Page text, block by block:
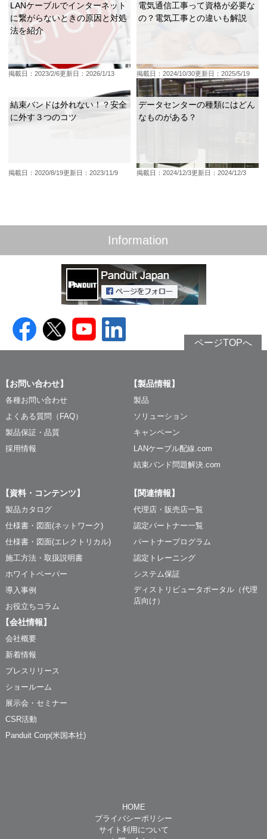
LANケーブルでインターネット
に繋がらないときの原因と対処
法を紹介
掲載日：2023/2/6更新日：2026/1/13
電気通信工事って資格が必要な
の？電気工事との違いも解説
掲載日：2024/10/30更新日：2025/5/19
結束バンドは外れない！？安全
に外す３つのコツ
掲載日：2020/8/19更新日：2023/11/9
データセンターの種類にはどん
なものがある？
掲載日：2024/12/3更新日：2024/12/3
Information
ページTOPへ
【お問い合わせ】
各種お問い合わせ
よくある質問（FAQ）
製品保証・品質
採用情報
【製品情報】
製品
ソリューション
キャンペーン
LANケーブル配線.com
結束バンド問題解決.com
【資料・コンテンツ】
製品カタログ
仕様書・図面(ネットワーク)
仕様書・図面(エレクトリカル)
施工方法・取扱説明書
ホワイトペーパー
導入事例
お役立ちコラム
【関連情報】
代理店・販売店一覧
認定パートナー一覧
パートナープログラム
認定トレーニング
システム保証
ディストリビュータポータル（代理
店向け）
【会社情報】
会社概要
新着情報
プレスリリース
ショールーム
展示会・セミナー
CSR活動
Panduit Corp(米国本社)
HOME
プライバシーポリシー
サイト利用について